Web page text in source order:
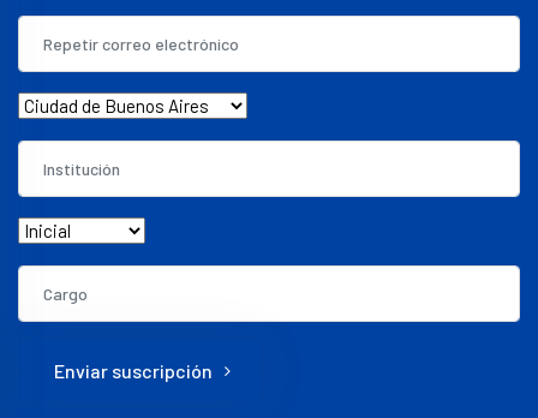
Enviar suscripción